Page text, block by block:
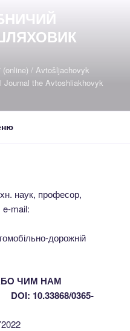
(online) / Avtošljachovyk
the Avtoshliakhovyk
наук, професор,
e-mail:
дорожній
АБО ЧИМ НАМ
10.33868/0365-